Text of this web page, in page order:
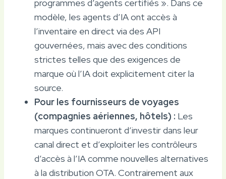
programmes d’agents certifiés ». Dans ce
modèle, les agents d’IA ont accès à
l’inventaire en direct via des API
gouvernées, mais avec des conditions
strictes telles que des exigences de
marque où l’IA doit explicitement citer la
source.
Pour les fournisseurs de voyages
(compagnies aériennes, hôtels) : Les
marques continueront d’investir dans leur
canal direct et d’exploiter les contrôleurs
d’accès à l’IA comme nouvelles alternatives
à la distribution OTA. Contrairement aux